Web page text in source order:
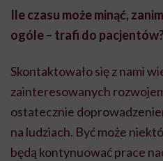
Ile czasu może minąć,
ogóle – trafi do pacjentów?
Skontaktowało się z nami
zainteresowanych
ostatecznie
na ludziach. Być może
będą kontynuować prace